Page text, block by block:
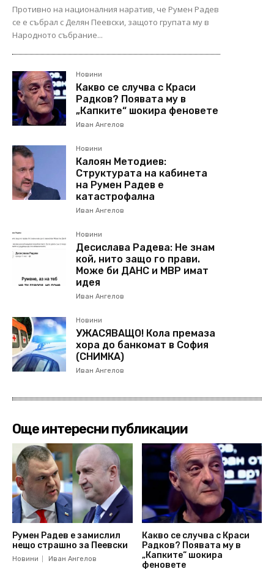
Противно на националния наратив, че Румен Радев
се е събрал с Делян Пеевски, защото групата му в
Народното събрание...
Новини
Какво се случва с Краси
Радков? Появата му в
„Капките“ шокира феновете
Иван Ангелов
Новини
Калоян Методиев:
Структурата на кабинета
на Румен Радев е
катастрофална
Иван Ангелов
Новини
Десислава Радева: Не знам
кой, нито защо го прави.
Може би ДАНС и МВР имат
идея
Иван Ангелов
Новини
УЖАСЯВАЩО! Кола премаза
хора до банкомат в София
(СНИМКА)
Иван Ангелов
Още интересни публикации
Румен Радев е замислил
нещо страшно за Пеевски
Новини Иван Ангелов
Какво се случва с Краси
Радков? Появата му в
„Капките“ шокира
феновете